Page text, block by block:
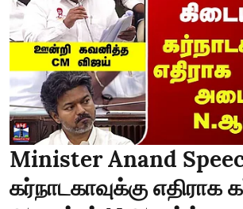
Minister Anand
கர்நாடகாவுக்கு எதிராக